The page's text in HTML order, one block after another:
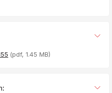
(pdf, 1.45 MB)